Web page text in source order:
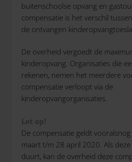
buitenschoolse opvang en
compensatie is het verschil
de ontvangen
De overheid vergoedt de
kinderopvang. Organisaties die
rekenen, nemen het meerdere
compensatie verloopt via de
kinderopvangorganisaties.
Let op!
De compensatie geldt
maart t/m 28 april 2020. Als
duurt, kan de overheid deze